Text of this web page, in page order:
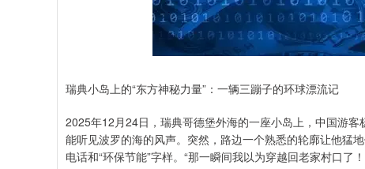
瑞典小岛上的“东方神秘力量”：一辆三蹦子的环球漂流记
2025年12月24日，瑞典哥德堡外海的一座小岛上，中国游
能听见波罗的海的风声。突然，路边一个熟悉的轮廓让他
电话和“环保节能”字样。“那一瞬间我以为穿越回老家村口了